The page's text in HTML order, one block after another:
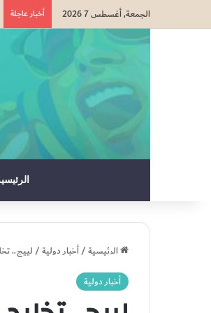
الجمعة, أغسطس 7 2026 أخبار عاجلة
الرئيسية/أخبار دولية/لييج.. تخليد الذكرى
أخبار دولية